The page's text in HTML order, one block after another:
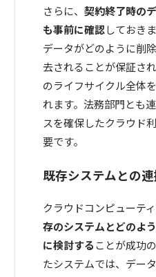
さらに、契約終了時の
も事前に確認しておき
データがどのように削
去されることが保証さ
のライフサイクル全体
れます。法務部門とも
スを確保したクラウド
要です。
既存システムとの
クラウドコンピューテ
存のシステムとどのよ
に検討することが成功
たシステムでは、デー